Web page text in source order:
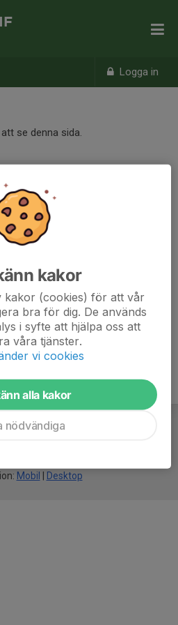
Logga in
se denna sida.
Mobil Desktop
kakor
kakor (cookies) för att vår
bra för dig. De används
i syfte att hjälpa oss att
våra tjänster.
vi cookies
alla kakor
nödvändiga